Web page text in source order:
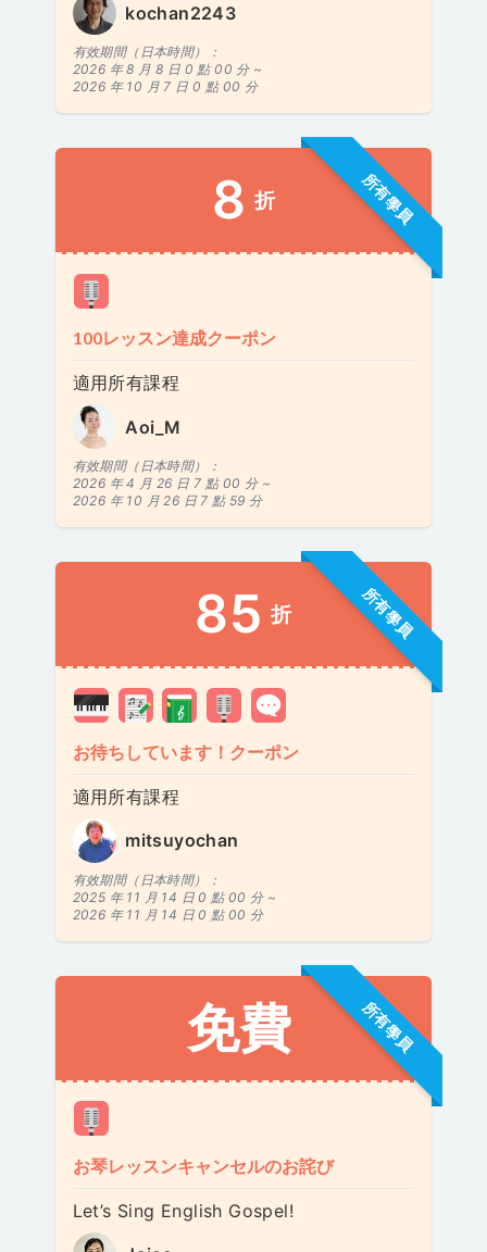
kochan2243
有效期間（日本時間）：
2026 年 8 月 8 日 0 點 00 分 ~
2026 年 10 月 7 日 0 點 00 分
所有學員
8 折
100レッスン達成クーポン
適用所有課程
Aoi_M
有效期間（日本時間）：
2026 年 4 月 26 日 7 點 00 分 ~
2026 年 10 月 26 日 7 點 59 分
所有學員
85 折
お待ちしています！クーポン
適用所有課程
mitsuyochan
有效期間（日本時間）：
2025 年 11 月 14 日 0 點 00 分 ~
2026 年 11 月 14 日 0 點 00 分
所有學員
免費
お琴レッスンキャンセルのお詫び
Let’s Sing English Gospel!